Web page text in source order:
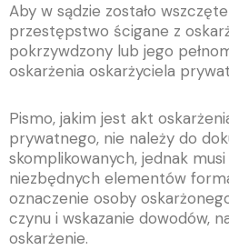
Aby w sądzie zostało
przestępstwo ścigane z
pokrzywdzony lub jego
oskarżenia oskarżyciela
Pismo, jakim jest akt
prywatnego, nie należy do
skomplikowanych, jednak
niezbędnych elementów
oznaczenie osoby
czynu i wskazanie dowodów,
oskarżenie.